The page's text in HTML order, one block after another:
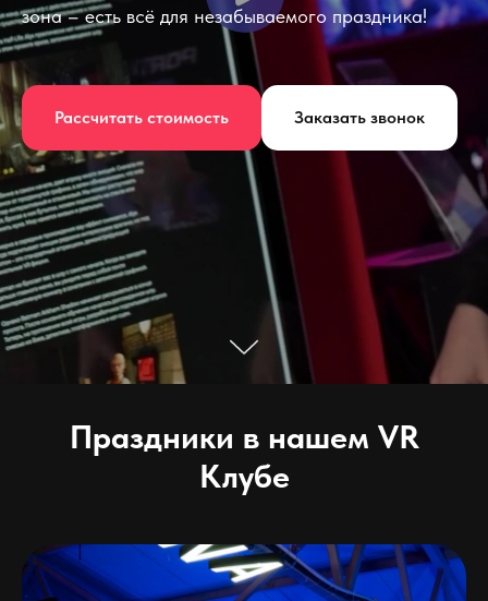
зона – есть всё для незабываемого праздника!
Рассчитать стоимость Заказать звонок
Праздники в нашем VR
Клубе